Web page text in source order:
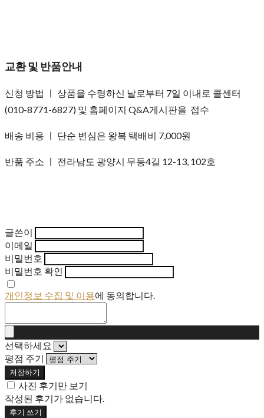
교환 및 반품안내
신청 방법 ㅣ 상품을 수령하신 날로부터 7일 이내로 콜센터
(010-8771-6827) 및 홈페이지 Q&A게시판을 접수
배송 비용 ㅣ 단순 변심은 왕복 택배비 7,000원
반품 주소 ㅣ 전라남도 광양시 무등4길 12-13, 102호
글쓴이
이메일
비밀번호
비밀번호 확인
개인정보 수집 및 이용에 동의합니다.
선택하세요
평점 주기
저장하기
사진 후기만 보기
작성된 후기가 없습니다.
후기 쓰기